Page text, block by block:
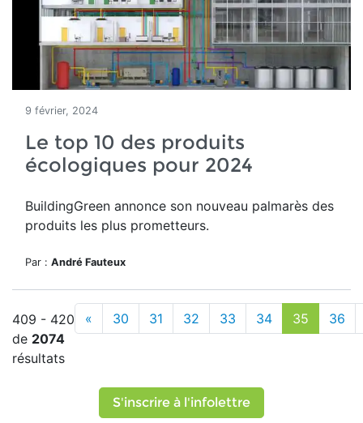
9 février, 2024
Le top 10 des produits
écologiques pour 2024
BuildingGreen annonce son nouveau palmarès des
produits les plus prometteurs.
Par : André Fauteux
409 - 420
de 2074
résultats
« 30 31 32 33 34 35 36
S'inscrire à l'infolettre